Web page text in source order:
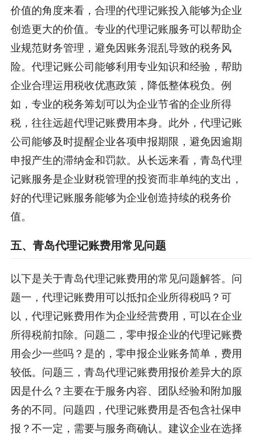
价值的角度来看，合理的代理记账投入能够为企业
创造更大的价值。专业的代理记账服务可以帮助企
业规范财务管理，避免因账务混乱导致的税务风
险。代理记账公司能够利用专业知识和经验，帮助
企业合理运用税收优惠政策，降低整体税负。例
如，专业的税务筹划可以为企业节省的企业所得
税，往往远超代理记账费用本身。此外，代理记账
公司能够及时提醒企业各项申报期限，避免因逾期
申报产生的滞纳金和罚款。从长远来看，青岛代理
记账服务是企业财税管理的投资而非单纯的支出，
好的代理记账服务能够为企业创造持续的税务价
值。
五、青岛代理记账费用常见问题
以下是关于青岛代理记账费用的常见问题解答。问
题一，代理记账费用可以抵扣企业所得税吗？可
以，代理记账费用作为企业经营费用，可以在企业
所得税前扣除。问题二，零申报企业的代理记账费
用会少一些吗？是的，零申报企业账务简单，费用
较低。问题三，青岛代理记账费用报价差异大的原
因是什么？主要在于服务内容、团队经验和附加服
务的不同。问题四，代理记账费用是否包含社保申
报？不一定，需要与服务商确认。建议企业在选择